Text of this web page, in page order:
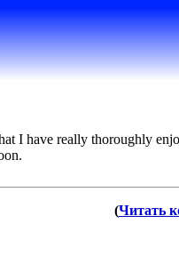
I have really thoroughly
(Читать